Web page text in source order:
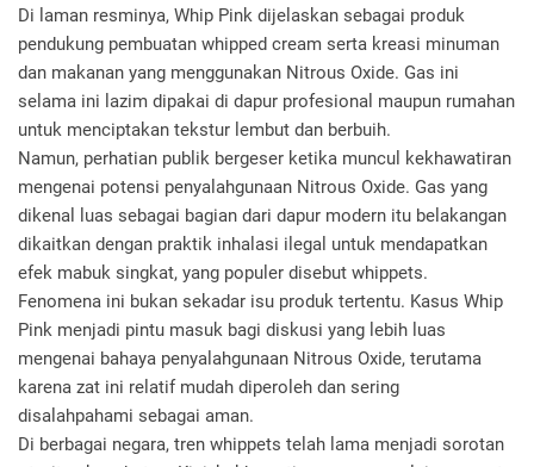
Di laman resminya, Whip Pink dijelaskan sebagai produk
pendukung pembuatan whipped cream serta kreasi minuman
dan makanan yang menggunakan Nitrous Oxide. Gas ini
selama ini lazim dipakai di dapur profesional maupun rumahan
untuk menciptakan tekstur lembut dan berbuih.
Namun, perhatian publik bergeser ketika muncul kekhawatiran
mengenai potensi penyalahgunaan Nitrous Oxide. Gas yang
dikenal luas sebagai bagian dari dapur modern itu belakangan
dikaitkan dengan praktik inhalasi ilegal untuk mendapatkan
efek mabuk singkat, yang populer disebut whippets.
Fenomena ini bukan sekadar isu produk tertentu. Kasus Whip
Pink menjadi pintu masuk bagi diskusi yang lebih luas
mengenai bahaya penyalahgunaan Nitrous Oxide, terutama
karena zat ini relatif mudah diperoleh dan sering
disalahpahami sebagai aman.
Di berbagai negara, tren whippets telah lama menjadi sorotan